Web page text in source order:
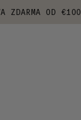
ZDARMA OD €100